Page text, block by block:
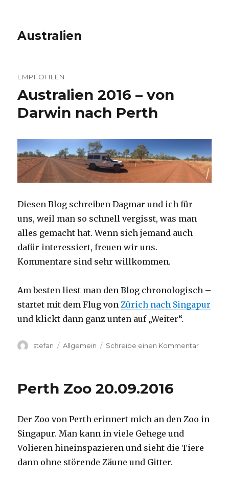
Australien
EMPFOHLEN
Australien 2016 – von
Darwin nach Perth
Diesen Blog schreiben Dagmar und ich für
uns, weil man so schnell vergisst, was man
alles gemacht hat. Wenn sich jemand auch
dafür interessiert, freuen wir uns.
Kommentare sind sehr willkommen.
Am besten liest man den Blog chronologisch –
startet mit dem Flug vonZürich nach Singapur
und klickt dann ganz unten auf „Weiter“.
Autor
stefan Kategorien
Allgemein Schreibe einen Kommentarzu
Perth
Perth Zoo 20.09.2016
Der Zoo von Perth erinnert mich an den Zoo in
Singapur. Man kann in viele Gehege und
Volieren hineinspazieren und sieht die Tiere
dann ohne störende Zäune und Gitter.